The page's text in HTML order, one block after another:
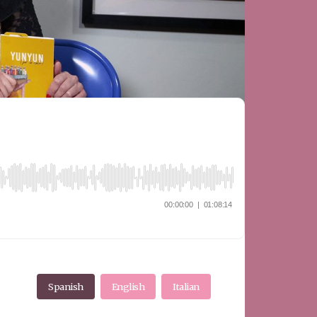
Spanish English Italian